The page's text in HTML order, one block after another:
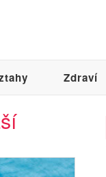
Zdraví